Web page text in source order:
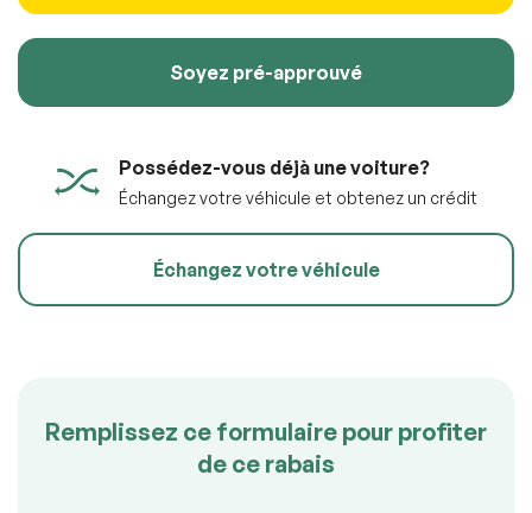
Possédez-vous déjà une voiture?
Échangez votre véhicule et obtenez un crédit
Soyez pré-approuvé
Échangez votre véhicule
Remplissez ce formulaire pour profiter
de ce rabais